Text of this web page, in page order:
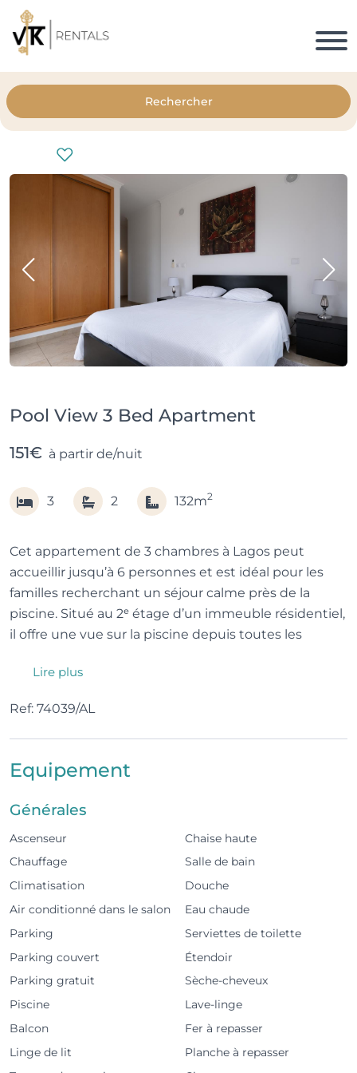
Rechercher
Pool View 3 Bed Apartment
3 2 132m2
Cet appartement de 3 chambres à Lagos peut
accueillir jusqu’à 6 personnes et est idéal pour les
familles recherchant un séjour calme près de la
piscine. Situé au 2ᵉ étage d’un immeuble résidentiel,
il offre une vue sur la piscine depuis toutes les
entièrement équipée.
Toutes les chambres, le salon et la cuisine disposent
piscine commune et d’une place de parking dans le
plages, aux golfs et au centre-ville.
L’espace
2 chambres avec lit queen size, 1 chambre avec 2
lits simples
Capacité jusqu’à 6 personnes
2 salles de bain
Cuisine entièrement équipée
Salon avec TV et Wi-Fi
Climatisation dans tout l’appartement
Lire plus
Ref: 74039/AL
Equipement
Générales
Ascenseur
Chauffage
Climatisation
Air conditionné dans le salon
Parking
Parking couvert
Parking gratuit
Piscine
Balcon
Linge de lit
Chaise haute
Salle de bain
Douche
Eau chaude
Serviettes de toilette
Étendoir
Sèche-cheveux
Lave-linge
Fer à repasser
Planche à repasser
151€ à partir de/nuit